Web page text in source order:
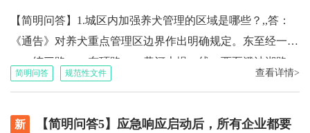
羊犬、16.阿富汗猎犬、17.苏俄牧羊犬、18.沙皮犬、19.猎鹿
犬、20.威玛猎犬、21.波音达猎犬、22.弗兰德牧牛犬、23.俄
罗斯黑㹴、24.比利时坦比连犬、25.牛头㹴、26.凯丽蓝㹴、
【简明问答】1.城区内加强养犬管理的区域是哪些？,,答：
《通告》对养犬重点管理区边界作出明确规定。东至经一路
——纬三路——东环路——黄河大堤一线，西至澄波湖路，
北至泰兴西街——旺旺街——泰兴东街——纬四路一线，南
（北——东——南线）重点管理区（北——西——南线）
简明问答 规范性文件 查看详情>
新
【简明问答5】应急响应启动后，所有企业都要